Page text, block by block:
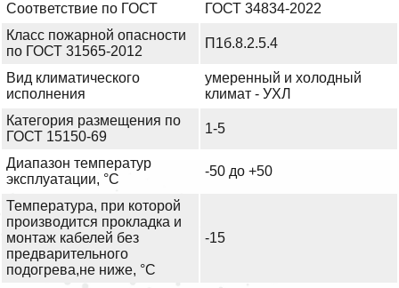
Соответствие по ГОСТ
ГОСТ 34834-2022
Класс пожарной опасности
по ГОСТ 31565-2012
П1б.8.2.5.4
Вид климатического
исполнения
умеренный и холодный
климат - УХЛ
Категория размещения по
ГОСТ 15150-69
1-5
Диапазон температур
эксплуатации, °С
-50 до +50
Температура, при которой
производится прокладка и
монтаж кабелей без
предварительного
подогрева,не ниже, °С
-15